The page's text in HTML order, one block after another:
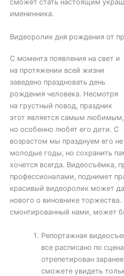
сможет стать настоящим
именинника.
Видеоролик дня рождения от
С момента появления на свет и
на протяжении всей жизни
заведено праздновать день
рождения человека. Несмотря
на грустный повод, праздник
этот является самым любимым,
но особенно любят его дети. С
возрастом мы празднуем его
молодые годы, но сохранить
хочется всегда. Видеосъёмка,
профессионалами, поднимет
красивый видеоролик может
нового о виновнике
смонтированный нами, может
Репортажная
все расписано по
отрепетирован
сможете увидеть